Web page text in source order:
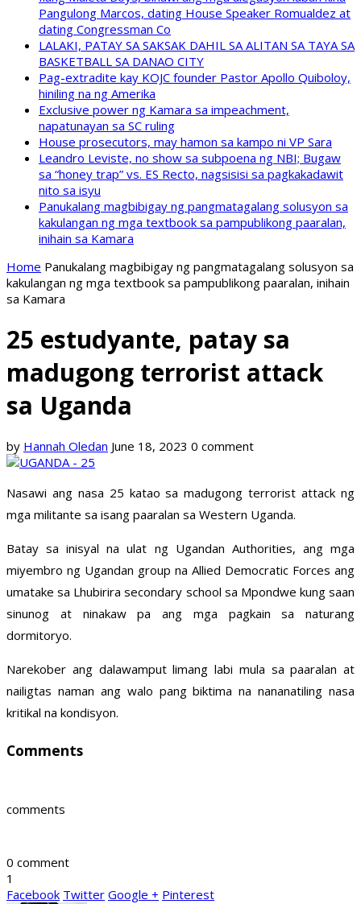
Pangulong Marcos, dating House Speaker Romualdez at
dating Congressman Co
LALAKI, PATAY SA SAKSAK DAHIL SA ALITAN SA TAYA SA
BASKETBALL SA DANAO CITY
Pag-extradite kay KOJC founder Pastor Apollo Quiboloy,
hiniling na ng Amerika
Exclusive power ng Kamara sa impeachment,
napatunayan sa SC ruling
House prosecutors, may hamon sa kampo ni VP Sara
Leandro Leviste, no show sa subpoena ng NBI; Bugaw
sa “honey trap” vs. ES Recto, nagsisisi sa pagkakadawit
nito sa isyu
Panukalang magbibigay ng pangmatagalang solusyon sa
kakulangan ng mga textbook sa pampublikong paaralan,
inihain sa Kamara
Home Panukalang magbibigay ng pangmatagalang solusyon sa
kakulangan ng mga textbook sa pampublikong paaralan, inihain
sa Kamara
25 estudyante, patay sa
madugong terrorist attack
sa Uganda
by Hannah Oledan June 18, 2023 0 comment
Nasawi ang nasa 25 katao sa madugong terrorist attack ng
mga militante sa isang paaralan sa Western Uganda.
Batay sa inisyal na ulat ng Ugandan Authorities, ang mga
miyembro ng Ugandan group na Allied Democratic Forces ang
umatake sa Lhubirira secondary school sa Mpondwe kung saan
sinunog at ninakaw pa ang mga pagkain sa naturang
dormitoryo.
Narekober ang dalawamput limang labi mula sa paaralan at
nailigtas naman ang walo pang biktima na nananatiling nasa
kritikal na kondisyon.
Comments
comments
0 comment
1
Facebook Twitter Google + Pinterest